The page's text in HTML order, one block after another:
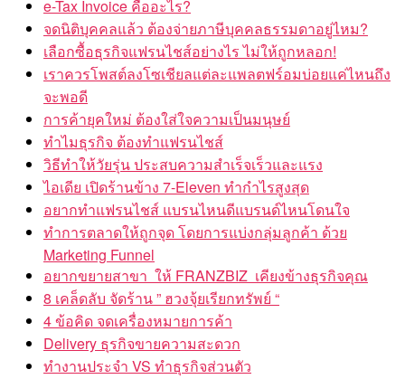
e-Tax Invoice คืออะไร?
จดนิติบุคคลแล้ว ต้องจ่ายภาษีบุคคลธรรมดาอยู่ไหม?
เลือกซื้อธุรกิจแฟรนไชส์อย่างไร ไม่ให้ถูกหลอก!
เราควรโพสต์ลงโซเชียลแต่ละแพลตฟร์อมบ่อยแค่ไหนถึง
จะพอดี
การค้ายุคใหม่ ต้องใส่ใจความเป็นมนุษย์
ทำไมธุรกิจ ต้องทำแฟรนไชส์
วิธีทำให้วัยรุ่น ประสบความสำเร็จเร็วและแรง
ไอเดีย เปิดร้านข้าง 7-Eleven ทำกำไรสูงสุด
อยากทำแฟรนไชส์ แบรนไหนดีแบรนด์ไหนโดนใจ
ทำการตลาดให้ถูกจุด โดยการแบ่งกลุ่มลูกค้า ด้วย
Marketing Funnel
อยากขยายสาขา ให้ FRANZBIZ เคียงข้างธุรกิจคุณ
8 เคล็ดลับ จัดร้าน ” ฮวงจุ้ยเรียกทรัพย์ “
4 ข้อคิด จดเครื่องหมายการค้า
Delivery ธุรกิจขายความสะดวก
ทำงานประจำ VS ทำธุรกิจส่วนตัว